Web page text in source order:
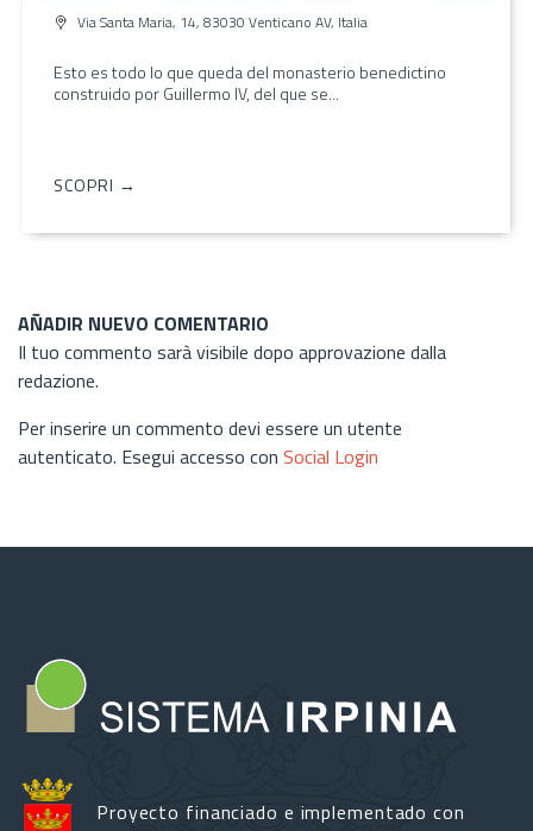
Via Santa Maria, 14, 83030 Venticano AV, Italia
Esto es todo lo que queda del monasterio benedictino
construido por Guillermo IV, del que se...
SCOPRI →
AÑADIR NUEVO COMENTARIO
Il tuo commento sarà visibile dopo approvazione dalla
redazione.
Per inserire un commento devi essere un utente
autenticato. Esegui accesso con Social Login
Proyecto financiado e implementado con